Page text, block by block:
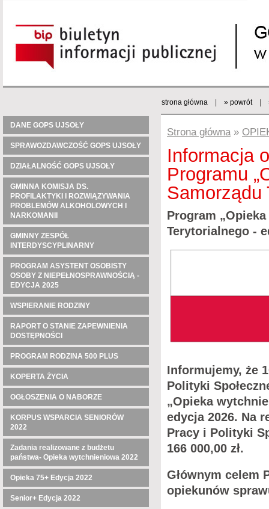
strona główna » powrót
DANE GOPS UJSOŁY
SPRAWOZDAWCZOŚĆ GOPS UJSOŁY
DZIAŁALNOŚĆ GOPS UJSOŁY
GMINNA KOMISJA DS.
PROFILAKTYKI I ROZWIĄZYWANIA
PROBLEMÓW ALKOHOLOWYCH I
NARKOMANII
GMINNY ZESPÓŁ
INTERDYSCYPLINARNY
PROGRAM ASYSTENT OSOBISTY
OSOBY Z NIEPEŁNOSPRAWNOŚCIĄ -
EDYCJA 2025
WSPIERANIE RODZINY
RAPORT O STANIE ZAPEWNIENIA
DOSTĘPNOŚCI
PROGRAM RODZINA 500 PLUS
KOPERTA ŻYCIA
OGŁOSZENIA O NABORZE
KORPUS WSPARCIA SENIORÓW
2022
Zadania realizowane z budżetu
państwa- Opieka wytchnieniowa 2022
Opieka 75+ Edycja 2022
Senior+ Edycja 2022
Strona główna»
Informacja
Programu
Samorządu
Program
Terytorialnego -
Informujemy, że
Polityki
„Opieka
edycja 2026. Na
Pracy i Polityki
166 000,00 zł.
Głównym celem
opiekunów